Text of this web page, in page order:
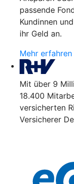
passende
Kundinnen
ihr Geld an.
Mehr erfahren
Mit über 9
18.400
versicherten
Versicherer